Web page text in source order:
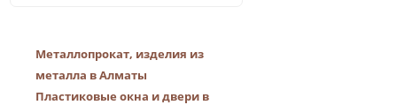
Металлопрокат, изделия из
металла в Алматы
Пластиковые окна и двери в